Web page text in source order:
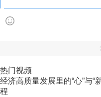
热门视频
经济高质量发展里的“心”与“
程